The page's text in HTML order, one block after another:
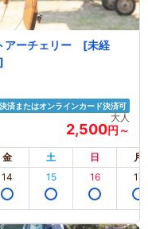
アーチェリー [未経
済またはオンラインカード決済可
大人
2,500円～
金 土 日 月
14 15 16 17